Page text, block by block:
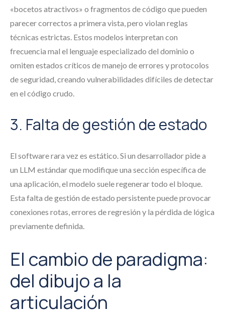
«bocetos atractivos» o fragmentos de código que pueden
parecer correctos a primera vista, pero violan reglas
técnicas estrictas. Estos modelos interpretan con
frecuencia mal el lenguaje especializado del dominio o
omiten estados críticos de manejo de errores y protocolos
de seguridad, creando vulnerabilidades difíciles de detectar
en el código crudo.
3. Falta de gestión de estado
El software rara vez es estático. Si un desarrollador pide a
un LLM estándar que modifique una sección específica de
una aplicación, el modelo suele regenerar todo el bloque.
Esta falta de gestión de estado persistente puede provocar
conexiones rotas, errores de regresión y la pérdida de lógica
previamente definida.
El cambio de paradigma:
del dibujo a la
articulación